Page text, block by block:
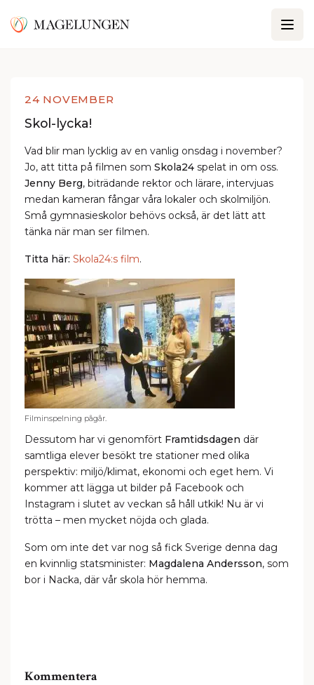
24 NOVEMBER
Skol-lycka!
Vad blir man lycklig av en vanlig onsdag i november?
Jo, att titta på filmen som Skola24 spelat in om oss.
Jenny Berg, biträdande rektor och lärare, intervjuas
medan kameran fångar våra lokaler och skolmiljön.
Små gymnasieskolor behövs också, är det lätt att
tänka när man ser filmen.
Titta här: Skola24:s film.
Filminspelning pågår.
Dessutom har vi genomfört Framtidsdagen där
samtliga elever besökt tre stationer med olika
perspektiv: miljö/klimat, ekonomi och eget hem. Vi
kommer att lägga ut bilder på Facebook och
Instagram i slutet av veckan så håll utkik! Nu är vi
trötta – men mycket nöjda och glada.
Som om inte det var nog så fick Sverige denna dag
en kvinnlig statsminister: Magdalena Andersson, som
bor i Nacka, där vår skola hör hemma.
Kommentera